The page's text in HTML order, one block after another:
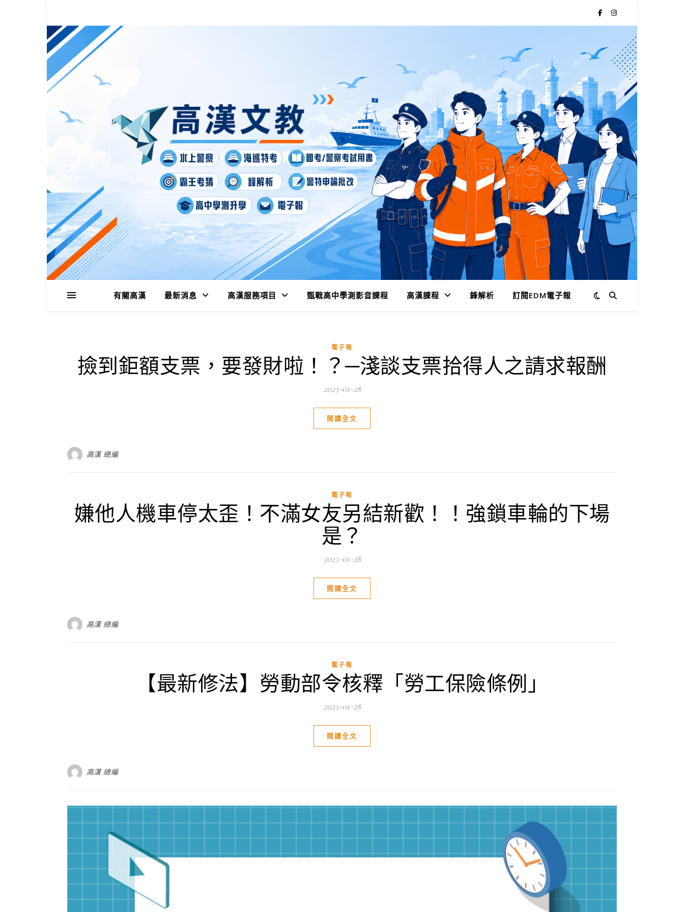
有關高漢 最新消息 高漢服務項目 甄戰高中學測影音課程 高漢課程 鋒解析 訂閱EDM電子報
電子報
撿到鉅額支票，要發財啦！？─淺談支票拾得人之請求報酬
2023-01-28
閱讀全文
高漢 總編
電子報
嫌他人機車停太歪！不滿女友另結新歡！！強鎖車輪的下場
是？
2023-01-28
閱讀全文
高漢 總編
電子報
【最新修法】勞動部令核釋「勞工保險條例」
2023-01-28
閱讀全文
高漢 總編